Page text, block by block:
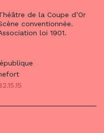
de la Coupe d’Or
conventionnée.
loi 1901.